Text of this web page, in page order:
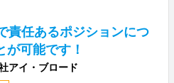
責任あるポジションにつ
が可能です！
アイ・ブロード